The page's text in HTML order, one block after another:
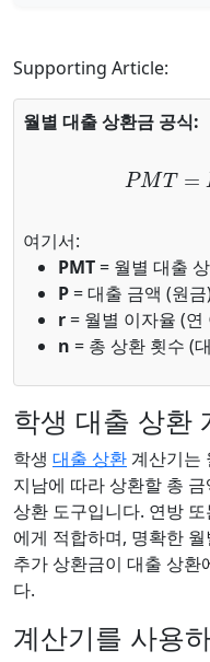
Supporting Article:
월별 대출 상환금 공식:
여기서:
PMT= 월별 대출
P= 대출 금액 (원
r= 월별 이자율 (
n = 총 상환 횟수 (
학생 대출 상환
학생 대출 상환 계산기는
지남에 따라 상환할 총
상환 도구입니다. 연방
에게 적합하며, 명확한
추가 상환금이 대출 상환
다.
계산기를 사용